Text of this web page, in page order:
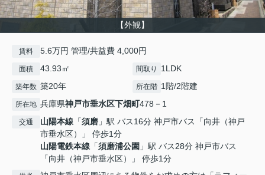
【外観】
賃料 5.6万円 管理/共益費 4,000円
面積 43.93㎡ 間取り 1LDK
築年数 築20年 所在階 1階/2階建
所在地 兵庫県神戸市垂水区下畑町478－1
交通 山陽本線 「須磨 」駅 バス16分 神戸市バス「向井（神戸
市垂水区）」 停歩1分
山陽電鉄本線 「須磨浦公園 」駅 バス28分 神戸市バス
「向井（神戸市垂水区）」 停歩1分